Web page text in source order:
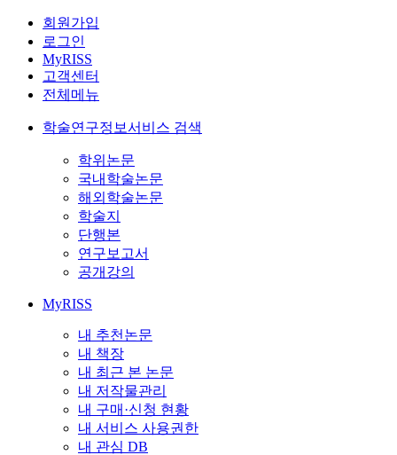
회원가입
로그인
MyRISS
고객센터
전체메뉴
학술연구정보서비스 검색
학위논문
국내학술논문
해외학술논문
학술지
단행본
연구보고서
공개강의
MyRISS
내 추천논문
내 책장
내 최근 본 논문
내 저작물관리
내 구매·신청 현황
내 서비스 사용권한
내 관심 DB